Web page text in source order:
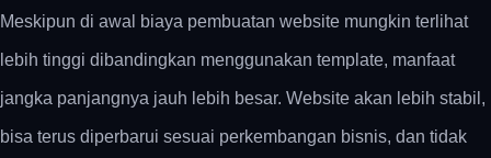
Meskipun di awal biaya pembuatan website mungkin terlihat
lebih tinggi dibandingkan menggunakan template, manfaat
jangka panjangnya jauh lebih besar. Website akan lebih stabil,
bisa terus diperbarui sesuai perkembangan bisnis, dan tidak